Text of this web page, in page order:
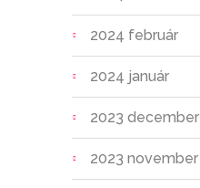
2024 február
2024 január
2023 december
2023 november